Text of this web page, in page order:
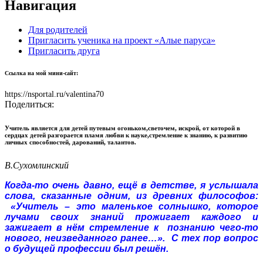
Навигация
Для родителей
Пригласить ученика на проект «Алые паруса»
Пригласить друга
Ссылка на мой мини-сайт:
https://nsportal.ru/valentina70
Поделиться:
Учитель является для детей путевым огоньком,светочем, искрой, от которой в
сердцах детей разгорается пламя любви к науке,стремление к знанию, к развитию
личных способностей, дарований, талантов.
В.Сухомлинский
Когда-то очень давно, ещё в детстве, я услышала
слова, сказанные одним, из древних философов:
«Учитель – это маленькое солнышко, которое
лучами своих знаний прожигает каждого и
зажигает в нём стремление к познанию чего-то
нового, неизведанного ранее…». С тех пор вопрос
о будущей профессии был решён.